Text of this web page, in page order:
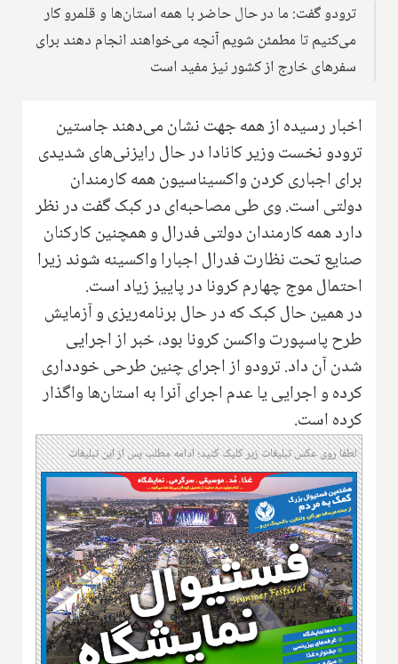
ترودو گفت: ما در حال حاضر با همه استان‌ها و قلمرو کار
می‌کنیم تا مطمئن شویم آنچه می‌خواهند انجام دهند برای
سفرهای خارج از کشور نیز مفید است
اخبار رسیده از همه جهت نشان می‌دهند جاستین
ترودو نخست وزیر کانادا در حال رایزنی‌های شدیدی
برای اجباری کردن واکسیناسیون همه کارمندان
دولتی است. وی طی مصاحبه‌ای در کبک گفت در نظر
دارد همه کارمندان دولتی فدرال و همچنین کارکنان
صنایع تحت نظارت فدرال اجبارا واکسینه شوند زیرا
احتمال موج چهارم کرونا در پاییز زیاد است.
در همین حال کبک که در حال برنامه‌ریزی و آزمایش
طرح پاسپورت واکسن کرونا بود، خبر از اجرایی
شدن آن داد. ترودو از اجرای چنین طرحی خودداری
کرده و اجرایی یا عدم اجرای آنرا به استان‌ها واگذار
کرده است.
لطفا روی عکس تبلیغات زیر کلیک کنید؛ ادامه مطلب پس از این تبلیغات